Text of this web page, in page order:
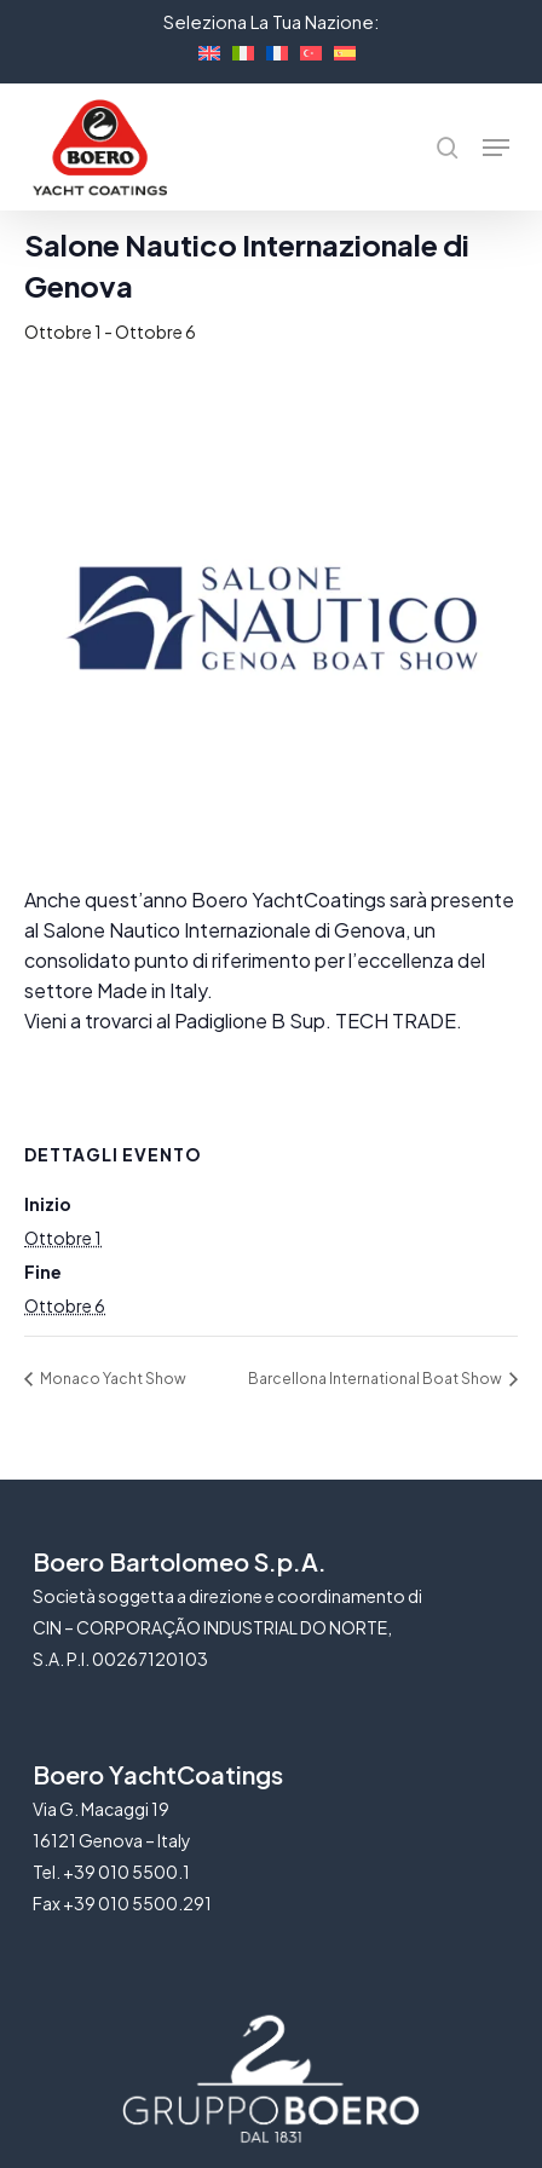
Seleziona La Tua Nazione:
cerca
Menu
« Tutti gli Eventi
Salone Nautico Internazionale di
Genova
Ottobre 1 -Ottobre 6
Anche quest’anno Boero YachtCoatings sarà presente
al Salone Nautico Internazionale di Genova, un
consolidato punto di riferimento per l’eccellenza del
settore Made in Italy.
Vieni a trovarci al Padiglione B Sup. TECH TRADE.
DETTAGLI EVENTO
Inizio
Ottobre 1
Fine
Ottobre 6
Monaco Yacht Show Barcellona International Boat Show
Boero Bartolomeo S.p.A.
Società soggetta a direzione e coordinamento di
CIN – CORPORAÇÃO INDUSTRIAL DO NORTE,
S.A. P.I. 00267120103
Boero YachtCoatings
Via G. Macaggi 19
16121 Genova – Italy
Tel. +39 010 5500.1
Fax +39 010 5500.291